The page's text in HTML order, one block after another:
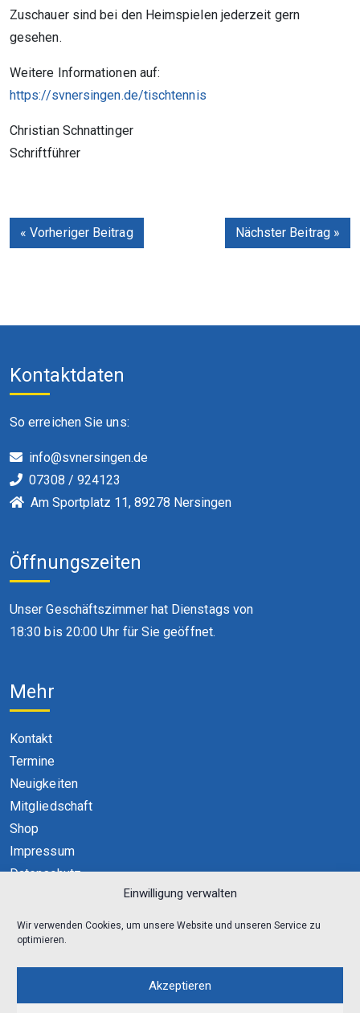
Einwilligung verwalten
Wir verwenden Cookies, um unsere Website und unseren Service zu
optimieren.
Akzeptieren
Zuschauer sind bei den Heimspielen jederzeit gern
gesehen.
Weitere Informationen auf:
https://svnersingen.de/tischtennis
Christian Schnattinger
Schriftführer
« Vorheriger Beitrag Nächster Beitrag »
Kontaktdaten
So erreichen Sie uns:
info@svnersingen.de
07308 / 924123
Am Sportplatz 11, 89278 Nersingen
Öffnungszeiten
Unser Geschäftszimmer hat Dienstags von
18:30 bis 20:00 Uhr für Sie geöffnet.
Mehr
Kontakt
Termine
Neuigkeiten
Mitgliedschaft
Shop
Impressum
Datenschutz
Cookie-Richtlinie (EU)